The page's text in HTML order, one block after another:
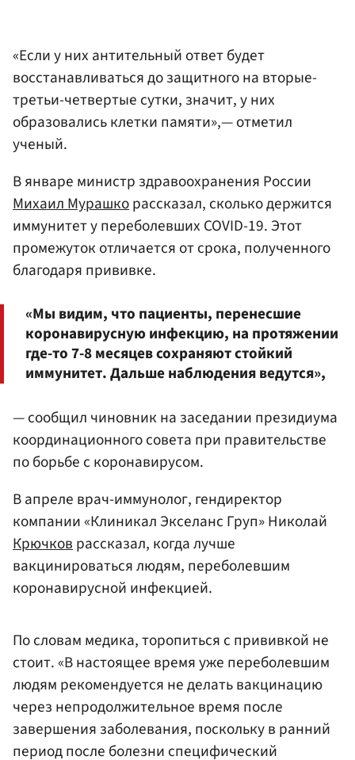
«Если у них антительный ответ будет
восстанавливаться до защитного на вторые-
третьи-четвертые сутки, значит, у них
образовались клетки памяти»,— отметил
ученый.
В январе министр здравоохранения России
Михаил Мурашкорассказал, сколько держится
иммунитет у переболевших COVID-19. Этот
промежуток отличается от срока, полученного
благодаря прививке.
«Мы видим, что пациенты, перенесшие
коронавирусную инфекцию, на протяжении
где-то 7-8 месяцев сохраняют стойкий
иммунитет. Дальше наблюдения ведутся»,
— сообщил чиновник на заседании президиума
координационного совета при правительстве
по борьбе с коронавирусом.
В апреле врач-иммунолог, гендиректор
компании «Клиникал Экселанс Груп» Николай
Крючковрассказал, когда лучше
вакцинироваться людям, переболевшим
коронавирусной инфекцией.
По словам медика, торопиться с прививкой не
стоит. «В настоящее время уже переболевшим
людям рекомендуется не делать вакцинацию
через непродолжительное время после
завершения заболевания, поскольку в ранний
период после болезни специфический